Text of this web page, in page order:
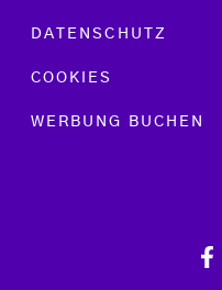
DATENSCHUTZ
COOKIES
WERBUNG BUCHEN